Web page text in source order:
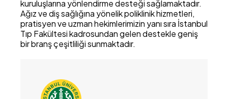
kuruluşlarına yönlendirme desteği sağlamaktadır.
Ağız ve diş sağlığına yönelik poliklinik hizmetleri,
pratisyen ve uzman hekimlerimizin yanı sıra İstanbul
Tıp Fakültesi kadrosundan gelen destekle geniş
bir branş çeşitliliği sunmaktadır.